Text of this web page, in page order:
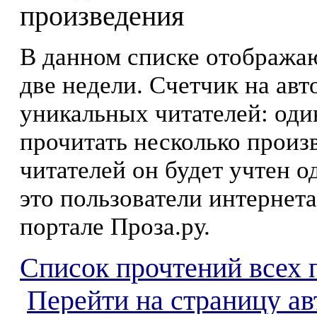
произведения
В данном списке
две недели. Счетчик на
уникальных читателей:
прочитать несколько
читателей он будет учтен
это пользователи
портале Проза.ру.
Список прочтений всех
Перейти на страницу